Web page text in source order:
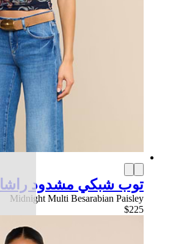
توب شبكي مشدود راشا
Midnight Multi Besarabian Paisley
$225